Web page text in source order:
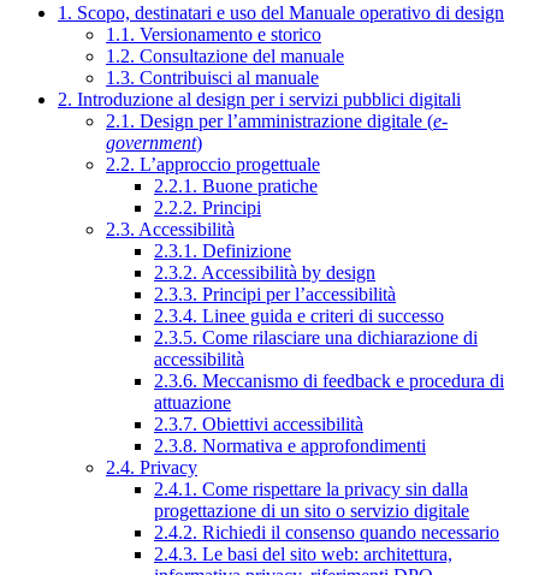
1. Scopo, destinatari e uso del Manuale operativo di design
1.1. Versionamento e storico
1.2. Consultazione del manuale
1.3. Contribuisci al manuale
2. Introduzione al design per i servizi pubblici digitali
2.1. Design per l’amministrazione digitale (e-
government)
2.2. L’approccio progettuale
2.2.1. Buone pratiche
2.2.2. Principi
2.3. Accessibilità
2.3.1. Definizione
2.3.2. Accessibilità by design
2.3.3. Principi per l’accessibilità
2.3.4. Linee guida e criteri di successo
2.3.5. Come rilasciare una dichiarazione di
accessibilità
2.3.6. Meccanismo di feedback e procedura di
attuazione
2.3.7. Obiettivi accessibilità
2.3.8. Normativa e approfondimenti
2.4. Privacy
2.4.1. Come rispettare la privacy sin dalla
progettazione di un sito o servizio digitale
2.4.2. Richiedi il consenso quando necessario
2.4.3. Le basi del sito web: architettura,